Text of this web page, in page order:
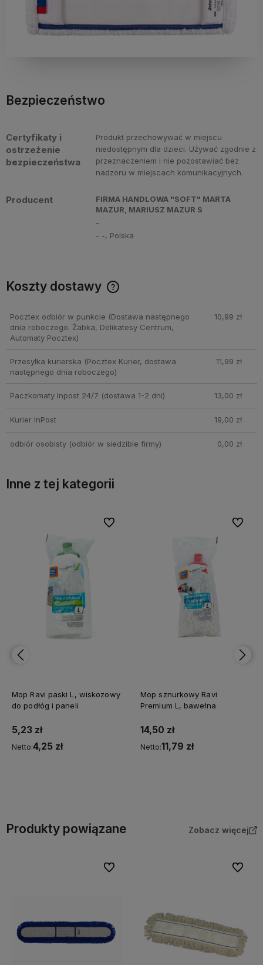
Bezpieczeństwo
Certyfikaty i
ostrzeżenie
bezpieczeństwa
Produkt przechowywać w miejscu
niedostępnym dla dzieci. Używać zgodnie z
przeznaczeniem i nie pozostawiać bez
nadzoru w miejscach komunikacyjnych.
Producent
FIRMA HANDLOWA "SOFT" MARTA
MAZUR, MARIUSZ MAZUR S
-
- -, Polska
Koszty dostawy
Pocztex odbiór w punkcie (Dostawa następnego
dnia roboczego. Żabka, Delikatesy Centrum,
Automaty Pocztex)
10,99 zł
Przesyłka kurierska (Pocztex Kurier, dostawa
następnego dnia roboczego)
11,99 zł
Paczkomaty Inpost 24/7 (dostawa 1-2 dni) 13,00 zł
Kurier InPost 19,00 zł
odbiór osobisty(odbiór w siedzibie firmy) 0,00 zł
Inne z tej kategorii
Mop Ravi paski L, wiskozowy
do podłóg i paneli
5,23 zł
Netto:4,25 zł
Do ulubionych
Mop sznurkowy Ravi
Premium L, bawełna
14,50 zł
Netto:11,79 zł
Do
Produkty powiązane Zobacz więcej
Do ulubionych Do